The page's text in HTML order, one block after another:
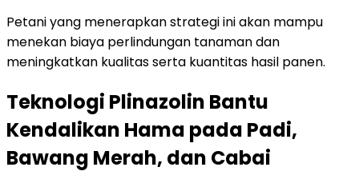
Petani yang menerapkan strategi ini akan mampu
menekan biaya perlindungan tanaman dan
meningkatkan kualitas serta kuantitas hasil panen.
Teknologi Plinazolin Bantu
Kendalikan Hama pada Padi,
Bawang Merah, dan Cabai